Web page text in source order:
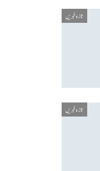
تازہ خبریں
تازہ خبریں